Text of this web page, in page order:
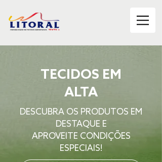
TECIDOS EM
ALTA
DESCUBRA OS PRODUTOS EM
DESTAQUE E
APROVEITE CONDIÇÕES
ESPECIAIS!